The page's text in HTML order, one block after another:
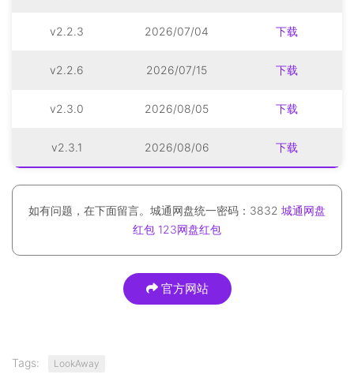
v2.2.3 2026/07/04 下载
v2.2.6 2026/07/15 下载
v2.3.0 2026/08/05 下载
v2.3.1 2026/08/06 下载
如有问题，在下面留言。城通网盘统一密码：3832 城通网盘
红包 123网盘红包
官方网站
Tags: LookAway